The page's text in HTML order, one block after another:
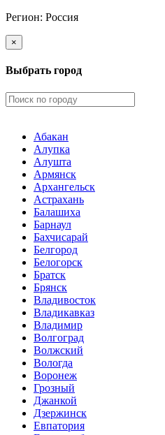
Регион: Россия
×
Выбрать город
Абакан
Алупка
Алушта
Армянск
Архангельск
Астрахань
Балашиха
Барнаул
Бахчисарай
Белгород
Белогорск
Братск
Брянск
Владивосток
Владикавказ
Владимир
Волгоград
Волжский
Вологда
Воронеж
Грозный
Джанкой
Дзержинск
Евпатория